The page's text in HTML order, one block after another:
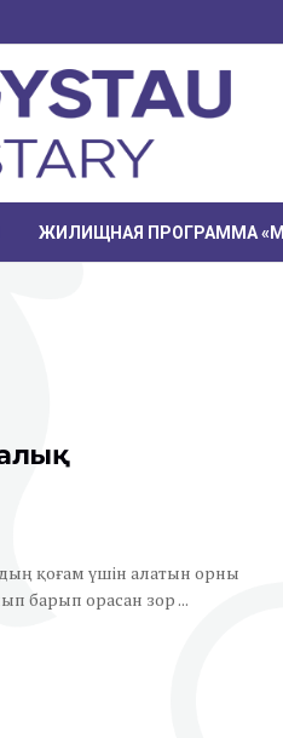
ЖИЛИЩНАЯ ПРОГРАММА
қоғам үшін алатын орны
барып орасан зор ...